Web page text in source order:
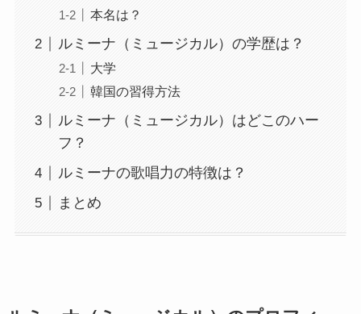
本名は？
ルミーナ（ミュージカル）の学歴は？
大学
韓国の習得方法
ルミーナ（ミュージカル）はどこのハー
フ？
ルミーナの歌唱力の特徴は？
まとめ